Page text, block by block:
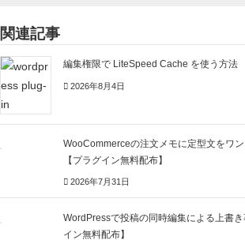
関連記事
編集権限で LiteSpeed Cache を使う方法
2026年8月4日
WooCommerceの注文メモに定型文をワ
【プラグイン無料配布】
2026年7月31日
WordPressで投稿の同時編集による上書
イン無料配布】